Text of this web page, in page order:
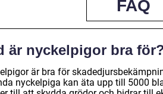
FAQ
är nyckelpigor bra
är bra för
nyckelpiga kan äta upp till 5000